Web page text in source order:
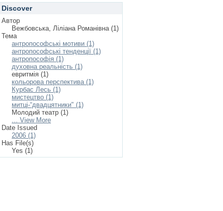
Discover
Автор
Вежбовська, Ліліана Романівна (1)
Тема
антропософські мотиви (1)
антропософські тенденції (1)
антропософія (1)
духовна реальність (1)
евритмія (1)
кольорова перспектива (1)
Курбас Лесь (1)
мистецтво (1)
митці-“двадцятники" (1)
Молодий театр (1)
... View More
Date Issued
2006 (1)
Has File(s)
Yes (1)